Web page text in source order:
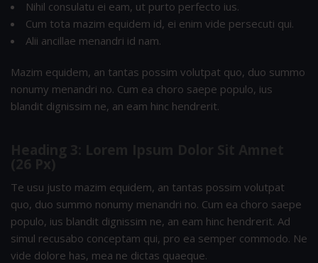
Nihil consulatu ei eam, ut purto perfecto ius.
Cum tota mazim equidem id, ei enim vide persecuti qui.
Alii ancillae menandri id nam.
Mazim equidem, an tantas possim volutpat quo, duo summo
nonumy menandri no. Cum ea choro saepe populo, ius
blandit dignissim ne, an eam hinc hendrerit.
Heading 3: Lorem Ipsum Dolor Sit Amnet
(26 Px)
Te usu justo mazim equidem, an tantas possim volutpat
quo, duo summo nonumy menandri no. Cum ea choro saepe
populo, ius blandit dignissim ne, an eam hinc hendrerit. Ad
simul recusabo conceptam qui, pro ea semper commodo. Ne
vide dolore has, mea ne dictas quaeque.